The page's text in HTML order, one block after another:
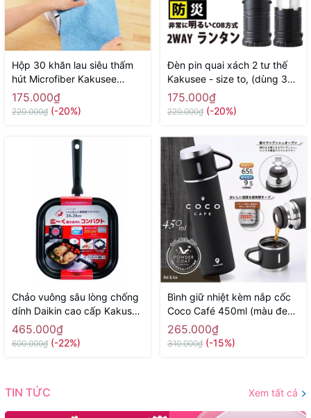
Hộp 30 khăn lau siêu thấm
hút Microfiber Kakusee
(dạng cuộn, dùng nhiều lần)
- Hàng Nhật nội địa
175.000₫
220.000₫ (-20%)
Đèn pin quai xách 2 tư thế
Kakusee - size to, (dùng 3
pin tiểu AA) - Hàng Nhật nội
địa
175.000₫
220.000₫ (-20%)
Chảo vuông sâu lòng chống
dính Daikin cao cấp Kakusee
- size 24cm, màu đỏ - Hàng
Nhật nội địaa
465.000₫
600.000₫ (-22%)
Bình giữ nhiệt kèm nắp cốc
Coco Café 450ml (màu đen)
- Hàng Nhật nội địa
265.000₫
310.000₫ (-15%)
TIN TỨC Xem tất cả